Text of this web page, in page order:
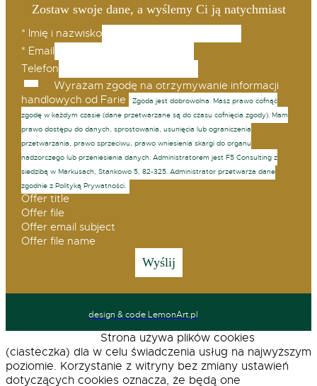
Zostaw swoje dane, a wyślemy Ci ją natychmiast
* Imię i nazwisko
* Email
Telefon
Wyrażam zgodę na otrzymywanie informacji
handlowych od Farie
Zgoda jest dobrowolna. Masz prawo cofnąć
zgodę w każdym czasie (dane przetwarzane są do czasu cofnięcia zgody). Mam
prawo dostępu do danych, sprostowania, usunięcia lub ograniczenia
przetwarzania, prawo sprzeciwu, prawo wniesienia skargi do organu
nadzorczego lub przeniesienia danych. Administratorem jest F5 Consulting z
siedzibą w Markusach, Stankowo 5, 82-325. Administrator przetwarza dane
zgodnie z Polityką Prywatności.
Offer title
Offer file
Offer email subject
Offer file name
design & code LemonArt.pl
Strona używa plików cookies
(ciasteczka) dla w celu świadczenia usług na najwyższym
poziomie. Korzystanie z witryny bez zmiany ustawień
dotyczących cookies oznacza, że będą one